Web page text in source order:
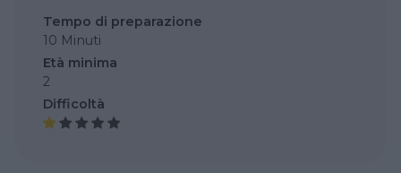
Tempo di preparazione
10 Minuti
Età minima
2
Difficoltà